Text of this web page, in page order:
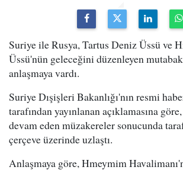
Suriye ile Rusya, Tartus Deniz Üssü ve
Üssü'nün geleceğini düzenleyen
anlaşmaya vardı.
Suriye Dışişleri Bakanlığı'nın resmi
tarafından yayınlanan açıklamasına
devam eden müzakereler sonucunda
çerçeve üzerinde uzlaştı.
Anlaşmaya göre, Hmeymim